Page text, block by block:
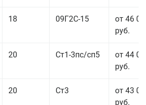
18 09Г2С-15
от 46
руб.
20 Ст1-3пс/сп5
от 44
руб.
20 Ст3
от 43
руб.